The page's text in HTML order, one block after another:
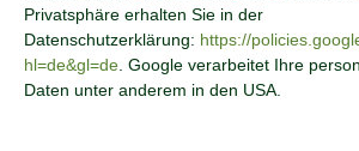
Privatsphäre erhalten Sie in der
Datenschutzerklärung: https://
hl=de&gl=de . Google verarbeitet Ihre
Daten unter anderem in den USA.